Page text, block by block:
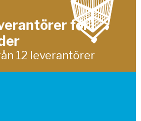
för
12 leverantörer